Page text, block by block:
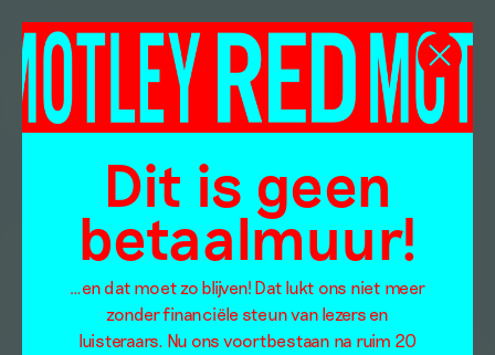
Dit is geen
betaalmuur!
…en dat moet zo blijven! Dat lukt ons niet meer
zonder financiële steun van lezers en
luisteraars. Nu ons voortbestaan na ruim 20